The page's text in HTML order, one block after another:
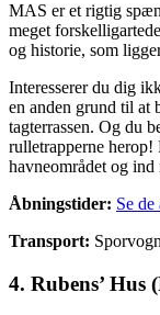
MAS er et rigtig
meget
og historie, som
Interesserer du dig
en anden grund til at
tagterrassen. Og du
rulletrapperne herop!
havneområdet og
Åbningstider: Se
Transport:
4. Rubens’ Hus (